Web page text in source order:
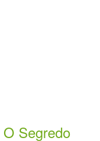
Segredo